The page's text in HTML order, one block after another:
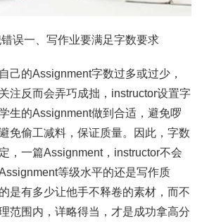
误一、写作业要满足字数要求
己的Assignment字数过多或过少，
注反而会弄巧成拙，instructor设置字
生的Assignment做到合适，避免啰
免偷工减料，保证质量。因此，字数
，一篇Assignment，instructor不会
等级水平的还是写作质
是有多少让他手不释卷的素材，而不
范围内，详略得当，才是成功拿高分